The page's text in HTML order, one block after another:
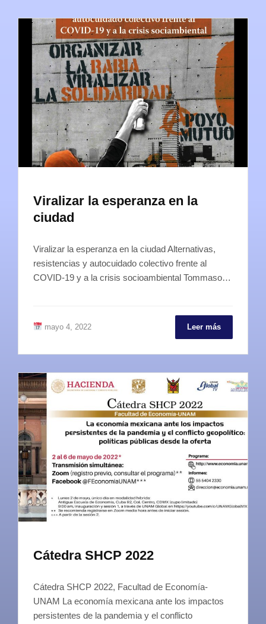
Viralizar la esperanza en la
ciudad
Viralizar la esperanza en la ciudad Alternativas,
resistencias y autocuidado colectivo frente al
COVID-19 y a la crisis socioambiental Tommaso…
mayo 4, 2022 Leer más
Cátedra SHCP 2022
Cátedra SHCP 2022, Facultad de Economía-
UNAM La economía mexicana ante los impactos
persistentes de la pandemia y el conflicto